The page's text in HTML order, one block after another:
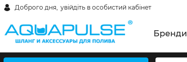
Доброго дня, увійдіть в особистий кабінет
Бренди